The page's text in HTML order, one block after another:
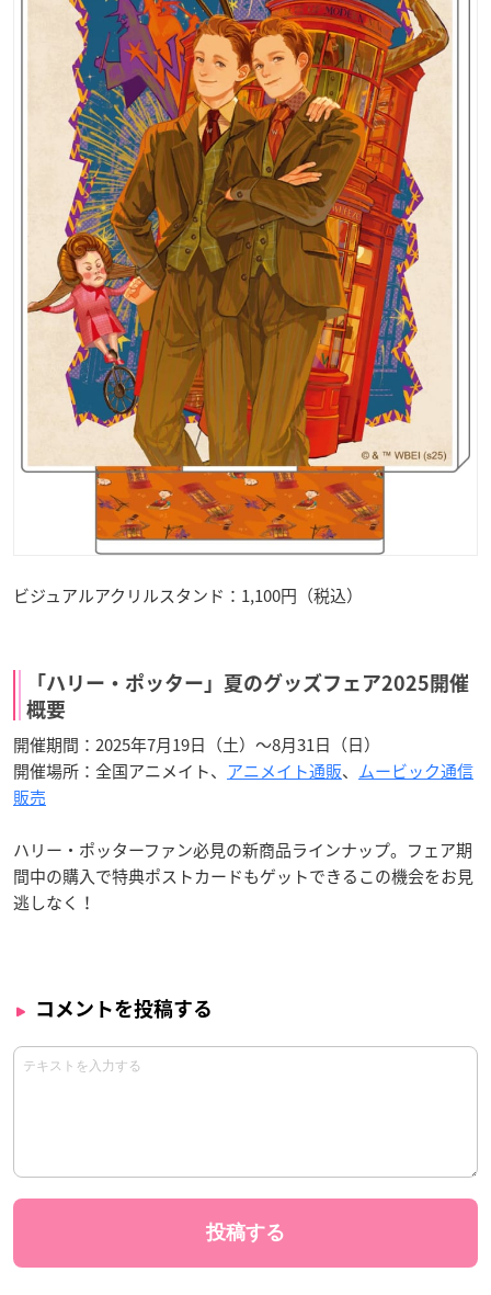
ビジュアルアクリルスタンド：1,100円（税込）
「ハリー・ポッター」夏のグッズフェア2025開催
概要
開催期間：2025年7月19日（土）～8月31日（日）
開催場所：全国アニメイト、 アニメイト通販、 ムービック通信
販売
ハリー・ポッターファン必見の新商品ラインナップ。フェア期
間中の購入で特典ポストカードもゲットできるこの機会をお見
逃しなく！
コメントを投稿する